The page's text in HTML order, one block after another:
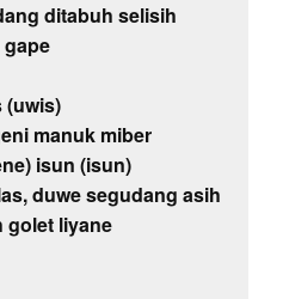
ditabuh selisih
(uwis)
manuk miber
isun (isun)
duwe segudang asih
golet liyane